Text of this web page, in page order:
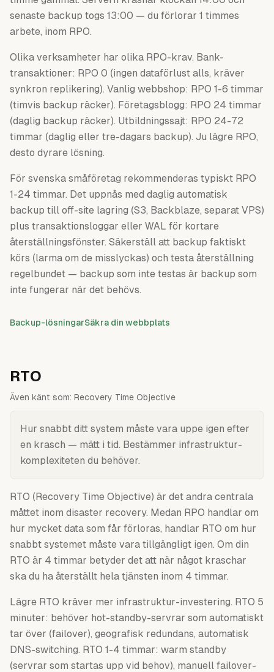
senaste backup togs 13:00 — du förlorar 1 timmes
arbete, inom RPO.
Olika verksamheter har olika RPO-krav. Bank-
transaktioner: RPO 0 (ingen dataförlust alls, kräver
synkron replikering). Vanlig webbshop: RPO 1-6 timmar
(timvis backup räcker). Företagsblogg: RPO 24 timmar
(daglig backup räcker). Utbildningssajt: RPO 24-72
timmar (daglig eller tre-dagars backup). Ju lägre RPO,
desto dyrare lösning.
För svenska småföretag rekommenderas typiskt RPO
1-24 timmar. Det uppnås med daglig automatisk
backup till off-site lagring (S3, Backblaze, separat VPS)
plus transaktionsloggar eller WAL för kortare
återställningsfönster. Säkerställ att backup faktiskt
körs (larma om de misslyckas) och testa återställning
regelbundet — backup som inte testas är backup som
inte fungerar när det behövs.
Backup-lösningarSäkra din webbplats
RTO
Även känt som: Recovery Time Objective
Hur snabbt ditt system måste vara uppe igen efter
en krasch — mätt i tid. Bestämmer infrastruktur-
komplexiteten du behöver.
RTO (Recovery Time Objective) är det andra centrala
måttet inom disaster recovery. Medan RPO handlar om
hur mycket data som får förloras, handlar RTO om hur
snabbt systemet måste vara tillgängligt igen. Om din
RTO är 4 timmar betyder det att när något kraschar
ska du ha återställt hela tjänsten inom 4 timmar.
Lägre RTO kräver mer infrastruktur-investering. RTO 5
minuter: behöver hot-standby-servrar som automatiskt
tar över (failover), geografisk redundans, automatisk
DNS-switching. RTO 1-4 timmar: warm standby
(servrar som startas upp vid behov), manuell failover-